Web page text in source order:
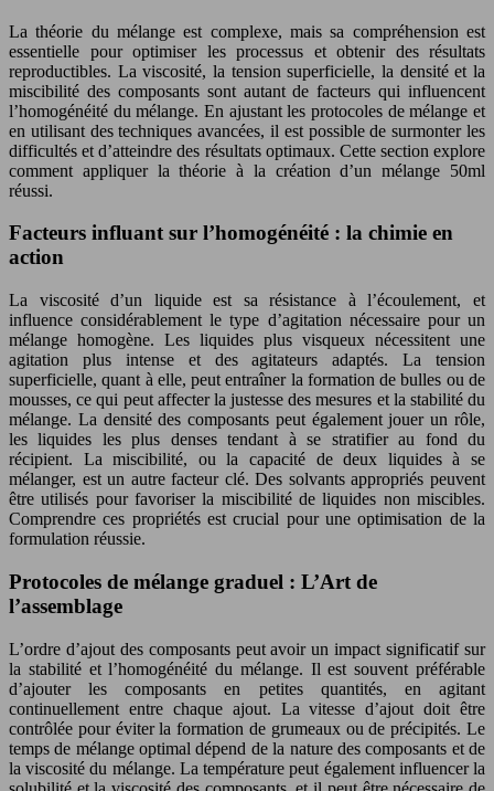
La théorie du mélange est complexe, mais sa compréhension est
essentielle pour optimiser les processus et obtenir des résultats
reproductibles. La viscosité, la tension superficielle, la densité et la
miscibilité des composants sont autant de facteurs qui influencent
l’homogénéité du mélange. En ajustant les protocoles de mélange et
en utilisant des techniques avancées, il est possible de surmonter les
difficultés et d’atteindre des résultats optimaux. Cette section explore
comment appliquer la théorie à la création d’un mélange 50ml
réussi.
Facteurs influant sur l’homogénéité : la chimie en
action
La viscosité d’un liquide est sa résistance à l’écoulement, et
influence considérablement le type d’agitation nécessaire pour un
mélange homogène. Les liquides plus visqueux nécessitent une
agitation plus intense et des agitateurs adaptés. La tension
superficielle, quant à elle, peut entraîner la formation de bulles ou de
mousses, ce qui peut affecter la justesse des mesures et la stabilité du
mélange. La densité des composants peut également jouer un rôle,
les liquides les plus denses tendant à se stratifier au fond du
récipient. La miscibilité, ou la capacité de deux liquides à se
mélanger, est un autre facteur clé. Des solvants appropriés peuvent
être utilisés pour favoriser la miscibilité de liquides non miscibles.
Comprendre ces propriétés est crucial pour une optimisation de la
formulation réussie.
Protocoles de mélange graduel : L’Art de
l’assemblage
L’ordre d’ajout des composants peut avoir un impact significatif sur
la stabilité et l’homogénéité du mélange. Il est souvent préférable
d’ajouter les composants en petites quantités, en agitant
continuellement entre chaque ajout. La vitesse d’ajout doit être
contrôlée pour éviter la formation de grumeaux ou de précipités. Le
temps de mélange optimal dépend de la nature des composants et de
la viscosité du mélange. La température peut également influencer la